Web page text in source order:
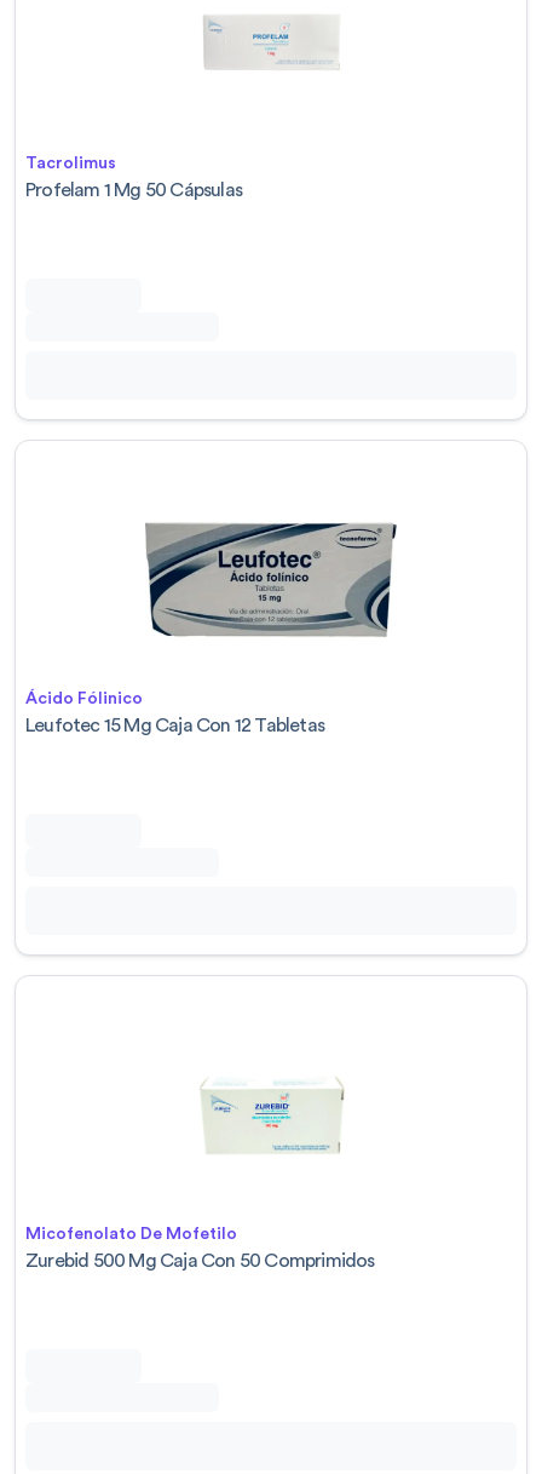
Tacrolimus
Profelam 1 Mg 50 Cápsulas
Ácido Fólinico
Leufotec 15 Mg Caja Con 12 Tabletas
Micofenolato De Mofetilo
Zurebid 500 Mg Caja Con 50 Comprimidos